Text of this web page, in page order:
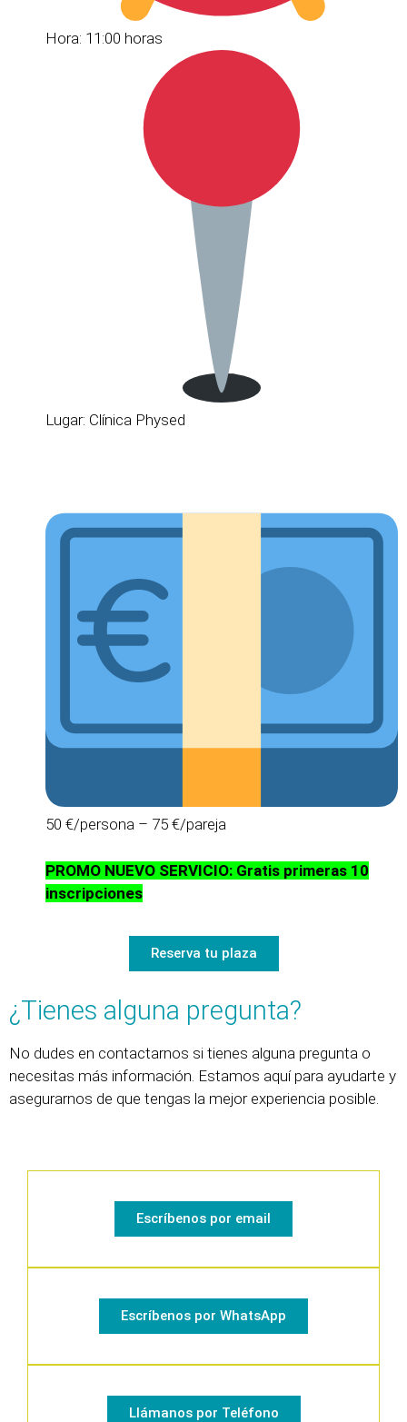
Hora: 11:00 horas
Lugar: Clínica Physed
50 €/persona – 75 €/pareja
PROMO NUEVO SERVICIO: Gratis primeras 10
inscripciones
Reserva tu plaza
¿Tienes alguna pregunta?
No dudes en contactarnos si tienes alguna pregunta o
necesitas más información. Estamos aquí para ayudarte y
asegurarnos de que tengas la mejor experiencia posible.
Escríbenos por email
Escríbenos por WhatsApp
Llámanos por Teléfono